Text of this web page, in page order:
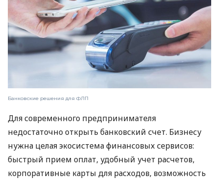
Банковские решения для ФЛП
Для современного предпринимателя
недостаточно открыть банковский счет. Бизнесу
нужна целая экосистема финансовых сервисов:
быстрый прием оплат, удобный учет расчетов,
корпоративные карты для расходов, возможность